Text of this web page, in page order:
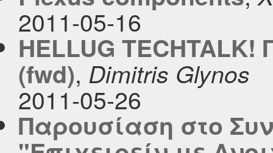
2011-05-16
HELLUG
(fwd), Dimitris Glynos
2011-05-26
Παρουσίαση στο